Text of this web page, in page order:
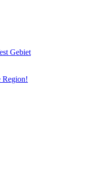
Gebiet
Region!